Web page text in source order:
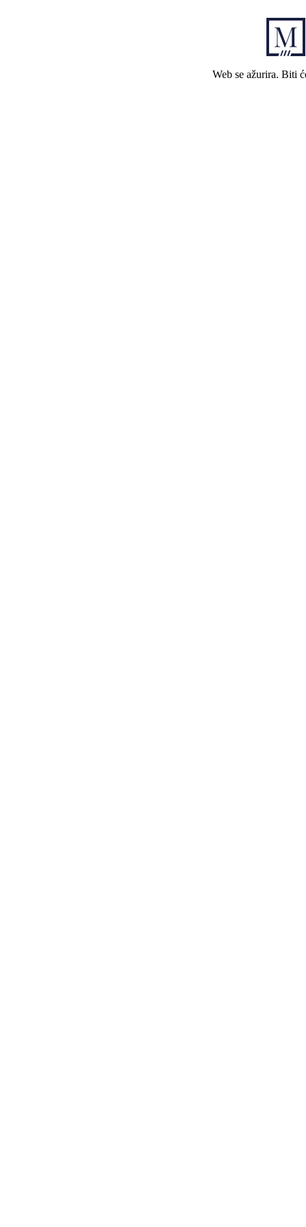
Web se ažurira. Biti